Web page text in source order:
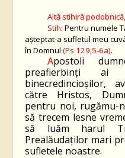
Altă stihiră
Stih: Pentru numele
aşteptat-a sufletul meu
în Domnul(Ps 129,5-6a).
Apostoli
preafierbinţi
binecredincioşilor,
către Hristos,
pentru noi, rugămu-
să trecem lesne
să luăm harul
Prealăudaţilor mari
sufletele noastre.